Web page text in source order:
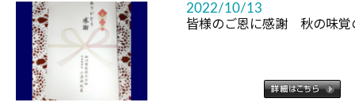
2022/10/13
皆様のご恩に感謝 秋の味覚